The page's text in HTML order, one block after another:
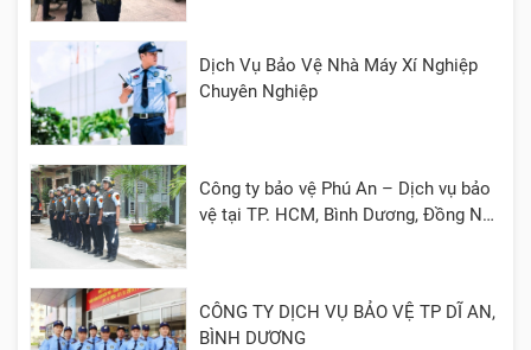
Dịch Vụ Bảo Vệ Nhà Máy Xí Nghiệp
Chuyên Nghiệp
Công ty bảo vệ Phú An – Dịch vụ bảo
vệ tại TP. HCM, Bình Dương, Đồng Nai,
CÔNG TY DỊCH VỤ BẢO VỆ TP DĨ AN,
BÌNH DƯƠNG